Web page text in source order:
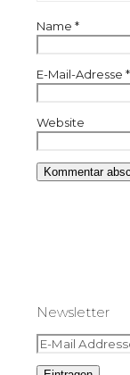
Name *
E-Mail-Adresse *
Website
Newsletter